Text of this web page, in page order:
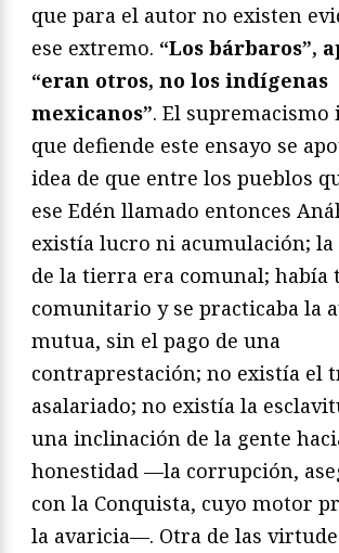
que para el autor no existen
ese extremo. “Los bárbaros”,
“eran otros, no los indígenas
mexicanos”. El supremacismo
que defiende este ensayo se
idea de que entre los pueblos
ese Edén llamado entonces
existía lucro ni acumulación; la
de la tierra era comunal; había
comunitario y se practicaba la
mutua, sin el pago de una
contraprestación; no existía el
asalariado; no existía la
una inclinación de la gente
honestidad —la corrupción,
con la Conquista, cuyo motor
la avaricia—. Otra de las